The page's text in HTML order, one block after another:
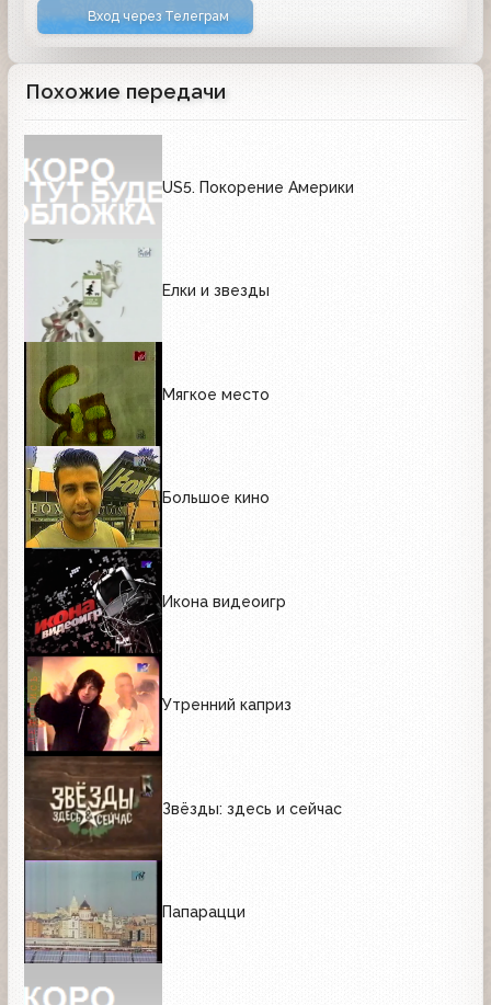
Вход через Телеграм
Похожие передачи
US5. Покорение Америки
Елки и звезды
Мягкое место
Большое кино
Икона видеоигр
Утренний каприз
Звёзды: здесь и сейчас
Папарацци